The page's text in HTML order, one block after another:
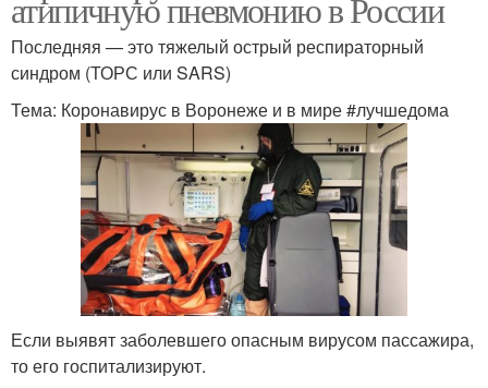
Последняя — это тяжелый острый респираторный
синдром (ТОРС или SARS)
Тема: Коронавирус в Воронеже и в мире #лучшедома
Если выявят заболевшего опасным вирусом пассажира,
то его госпитализируют.